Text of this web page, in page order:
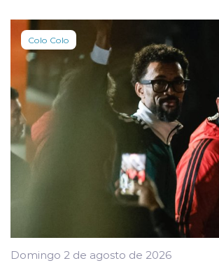
Colo Colo
Domingo 2 de agosto de 2026